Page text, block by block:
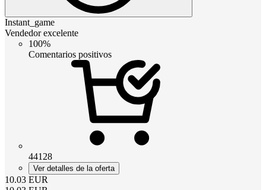
Instant_game
Vendedor excelente
100%
Comentarios positivos
44128
Ver detalles de la oferta
10.03 EUR